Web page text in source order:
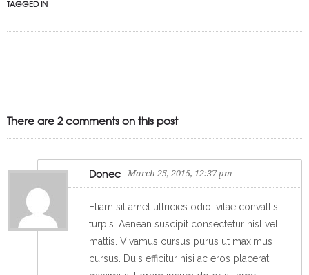
TAGGED IN
There are 2 comments on this post
Donec March 25, 2015, 12:37 pm
Etiam sit amet ultricies odio, vitae convallis
turpis. Aenean suscipit consectetur nisl vel
mattis. Vivamus cursus purus ut maximus
cursus. Duis efficitur nisi ac eros placerat